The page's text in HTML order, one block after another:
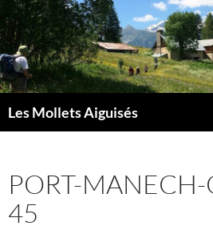
Aller
au
contenu
Les Mollets Aiguisés
PORT-
45